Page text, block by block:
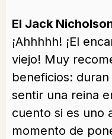
El Jack
¡Ahhhhh! ¡El
viejo! Muy
beneficios:
sentir una reina
cuento si es uno
momento de